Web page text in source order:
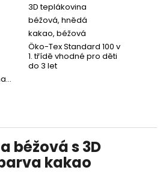
3D teplákovina
béžová, hnědá
kakao, béžová
Öko-Tex Standard 100 v
1. třídě vhodné pro děti
do 3 let
béžová s 3D
kakao